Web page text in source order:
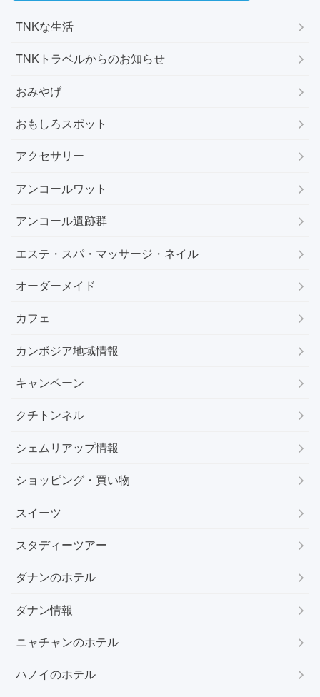
TNKな生活
TNKトラベルからのお知らせ
おみやげ
おもしろスポット
アクセサリー
アンコールワット
アンコール遺跡群
エステ・スパ・マッサージ・ネイル
オーダーメイド
カフェ
カンボジア地域情報
キャンペーン
クチトンネル
シェムリアップ情報
ショッピング・買い物
スイーツ
スタディーツアー
ダナンのホテル
ダナン情報
ニャチャンのホテル
ハノイのホテル